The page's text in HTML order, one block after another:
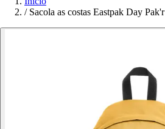
/ Sacola as costas Eastpak Day Pak'r